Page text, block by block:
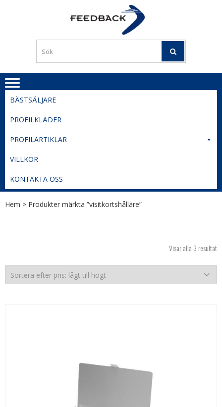
TIL
BESTE
PRISER
BÄSTSÄLJARE
PROFILKLÄDER
PROFILARTIKLAR
VILLKOR
KONTAKTA OSS
Hem > Produkter märkta ”visitkortshållare”
Visar alla 3 resultat